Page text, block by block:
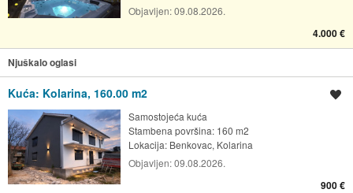
Objavljen:09.08.2026.
4.000 €
Njuškalo oglasi
Kuća: Kolarina, 160.00 m2
Samostojeća kuća
Stambena površina: 160 m2
Lokacija: Benkovac, Kolarina
Objavljen:09.08.2026.
900 €